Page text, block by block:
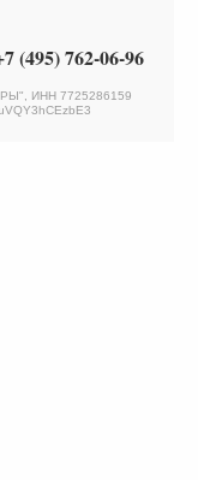
(495) 762-06-96
ИНН 7725286159